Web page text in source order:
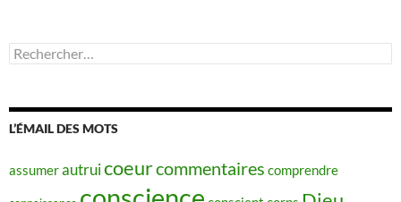
Rechercher :
L’ÉMAIL DES MOTS
assumerautruicoeurcommentaires comprendre